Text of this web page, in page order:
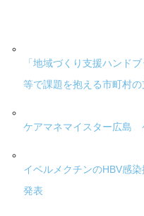
「地域づくり支援ハンド
等で課題を抱える市町村
ケアマネマイスター広島
イベルメクチンのHBV感
発表